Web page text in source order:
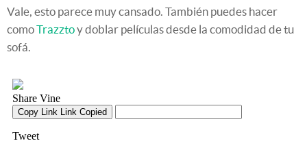
Vale, esto parece muy cansado. También puedes hacer
comoTrazztoy doblar películas desde la comodidad de tu
sofá.